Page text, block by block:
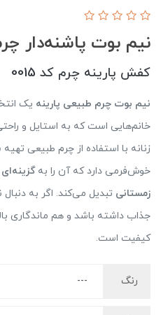
نیم بوت پاشنه‌دار
کفش پارینه چرم کد 0015
نیم بوت چرم طبیعی پارینه یک
خانم‌هایی است که به استایل و
زنانه با استفاده از چرم طبیعی
خوش‌فرمی دارد که آن را به
زمستانی تبدیل می‌کند. اگر به
جذاب داشته باشد و هم ماندگاری
کیفیت است.
رنگ